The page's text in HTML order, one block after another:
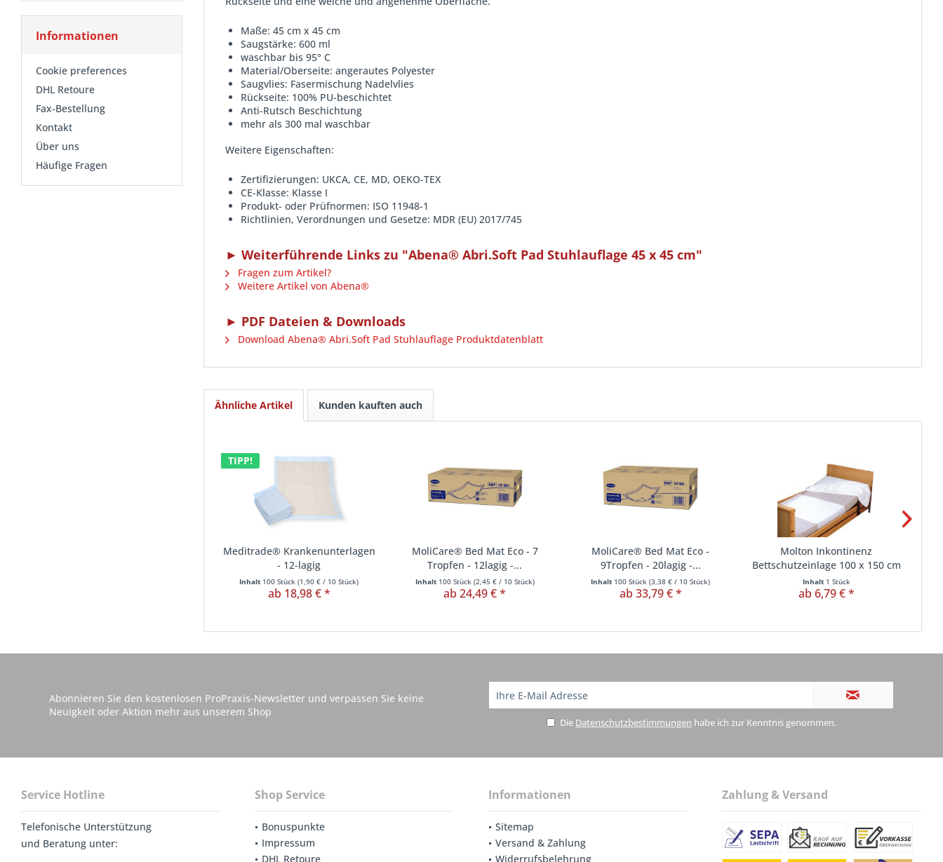
Informationen
Cookie preferences
DHL Retoure
Fax-Bestellung
Kontakt
Über uns
Häufige Fragen
Maße: 45 cm x 45 cm
Saugstärke: 600 ml
waschbar bis 95° C
Material/Oberseite: angerautes Polyester
Saugvlies: Fasermischung Nadelvlies
Rückseite: 100% PU-beschichtet
Anti-Rutsch Beschichtung
mehr als 300 mal waschbar
Weitere Eigenschaften:
Zertifizierungen: UKCA, CE, MD, OEKO-TEX
CE-Klasse: Klasse I
Produkt- oder Prüfnormen: ISO 11948-1
Richtlinien, Verordnungen und Gesetze: MDR (EU) 2017/745
► Weiterführende Links zu "Abena® Abri.Soft Pad Stuhlauflage 45 x 45 cm"
Fragen zum Artikel?
Weitere Artikel von Abena®
► PDF Dateien & Downloads
Download Abena® Abri.Soft Pad Stuhlauflage Produktdatenblatt
Ähnliche Artikel Kunden kauften auch
TIPP!
Meditrade® Krankenunterlagen
- 12-lagig
Inhalt 100 Stück(1,90 € / 10 Stück)
ab 18,98 € *
MoliCare® Bed Mat Eco - 7
Tropfen - 12lagig -...
Inhalt 100 Stück (2,45 €/ 10 Stück)
ab 24,49 € *
MoliCare® Bed Mat Eco -
9Tropfen - 20lagig -...
Inhalt 100 Stück(3,38 € / 10 Stück)
ab 33,79 € *
Molton Inkontinenz
Bettschutzeinlage 100 x 150 cm
Inhalt 1 Stück
ab 6,79 € *
Abonnieren Sie den kostenlosen ProPraxis-Newsletter und verpassen Sie keine
Neuigkeit oder Aktion mehr aus unserem Shop
Die Datenschutzbestimmungen habe ich zur Kenntnis genommen.
Service Hotline
Telefonische Unterstützung
und Beratung unter:
Shop Service
Bonuspunkte
Impressum
DHL Retoure
Informationen
Sitemap
Versand & Zahlung
Widerrufsbelehrung
Zahlung & Versand